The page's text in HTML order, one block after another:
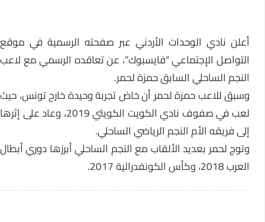
أعلن نادي الوحدات الأردني عبر صفحته الرسمية في موقع
التواصل الإجتماعي “فايسبوك”، عن تعاقده الرسمي مع لاعب
النجم الساحلي السابق حمزة لحمر.
وسبق للاعب حمزة لحمر أن خاض تجربة وحيدة خارج تونس، حيث
لعب في صفوف نادي الكويت الكويتي 2019، وعاد على إثرها
إلى فريقه الأم النجم الرياضي الساحلي.
وتوج لحمر بعديد الألقاب مع النجم الساحلي أبرزها دوري أبطال
العرب 2018، وكأس الكونفدرالية 2017.